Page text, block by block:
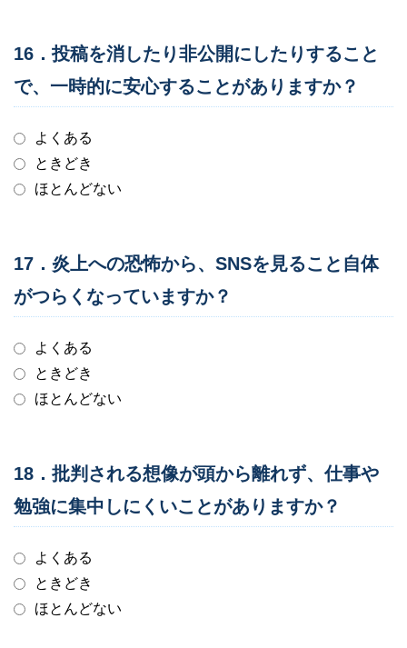
16．投稿を消したり非公開にしたりすること
で、一時的に安心することがありますか？
よくある
ときどき
ほとんどない
17．炎上への恐怖から、SNSを見ること自体
がつらくなっていますか？
よくある
ときどき
ほとんどない
18．批判される想像が頭から離れず、仕事や
勉強に集中しにくいことがありますか？
よくある
ときどき
ほとんどない